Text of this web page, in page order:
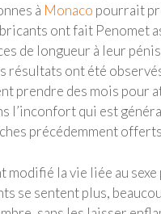
à Monaco pourrait
ont fait Penomet
de longueur à leur
résultats ont été
prendre des mois pour
l’inconfort qui est
précédemment
modifié la vie liée au
se sentent plus,